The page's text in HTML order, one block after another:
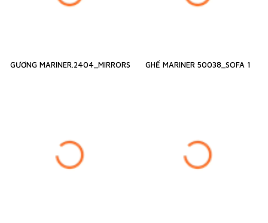
GƯƠNG MARINER.2404_MIRRORS GHẾ MARINER 50038_SOFA 1